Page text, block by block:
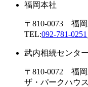
福岡本社
〒810-0073 福
TEL:092-781-0251
武内相続センター
〒810-0072 福
ザ・パークハウ